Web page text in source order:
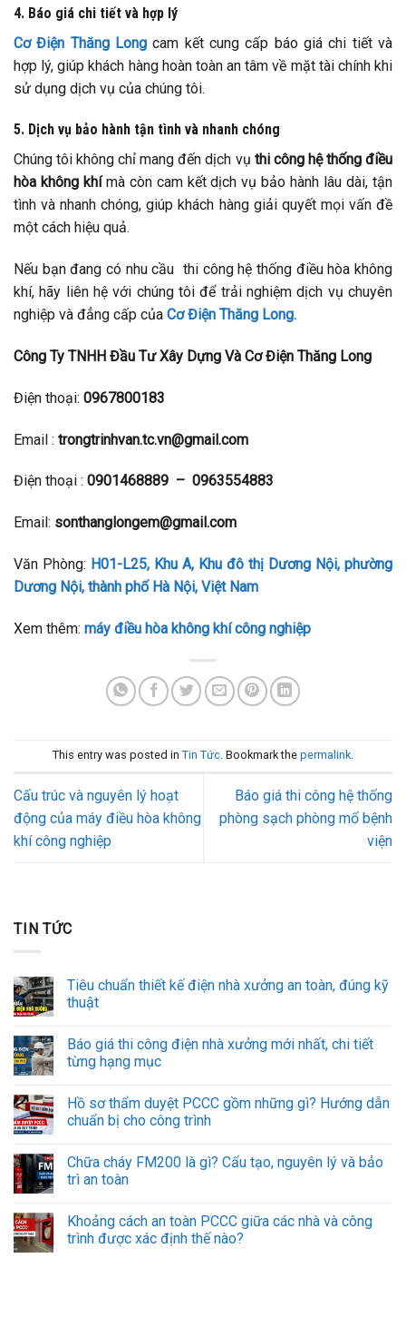
4. Báo giá chi tiết và hợp lý
Cơ Điện Thăng Long cam kết cung cấp báo giá chi tiết và
hợp lý, giúp khách hàng hoàn toàn an tâm về mặt tài chính khi
sử dụng dịch vụ của chúng tôi.
5. Dịch vụ bảo hành tận tình và nhanh chóng
Chúng tôi không chỉ mang đến dịch vụ thi công hệ thống điều
hòa không khímà còn cam kết dịch vụ bảo hành lâu dài, tận
tình và nhanh chóng, giúp khách hàng giải quyết mọi vấn đề
một cách hiệu quả.
Nếu bạn đang có nhu cầu thi công hệ thống điều hòa không
khí, hãy liên hệ với chúng tôi để trải nghiệm dịch vụ chuyên
nghiệp và đẳng cấp của Cơ Điện Thăng Long.
Công Ty TNHH Đầu Tư Xây Dựng Và Cơ Điện Thăng Long
Điện thoại: 0967800183
Email : trongtrinhvan.tc.vn@gmail.com
Điện thoại : 0901468889 – 0963554883
Email: sonthanglongem@gmail.com
Văn Phòng: H01-L25, Khu A, Khu đô thị Dương Nội, phường
Dương Nội, thành phố Hà Nội, Việt Nam
Xem thêm: máy điều hòa không khí công nghiệp
This entry was posted in Tin Tức. Bookmark the permalink.
Cấu trúc và nguyên lý hoạt
động của máy điều hòa không
khí công nghiệp
Báo giá thi công hệ thống
phòng sạch phòng mổ bệnh
viện
TIN TỨC
Tiêu chuẩn thiết kế điện nhà xưởng an toàn, đúng kỹ
thuật
Báo giá thi công điện nhà xưởng mới nhất, chi tiết
từng hạng mục
Hồ sơ thẩm duyệt PCCC gồm những gì? Hướng dẫn
chuẩn bị cho công trình
Chữa cháy FM200 là gì? Cấu tạo, nguyên lý và bảo
trì an toàn
Khoảng cách an toàn PCCC giữa các nhà và công
trình được xác định thế nào?